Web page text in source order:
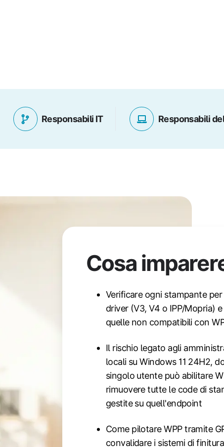
Responsabili IT Responsabili
Cosa
Verificare ogni stampante
driver (V3, V4 o IPP/Mopria)
quelle non compatibili con
Il rischio legato agli
locali su Windows 11 24H2,
singolo utente può abilitare
rimuovere tutte le code di
gestite su quell'endpoint
Come pilotare WPP tramite
convalidare i sistemi di